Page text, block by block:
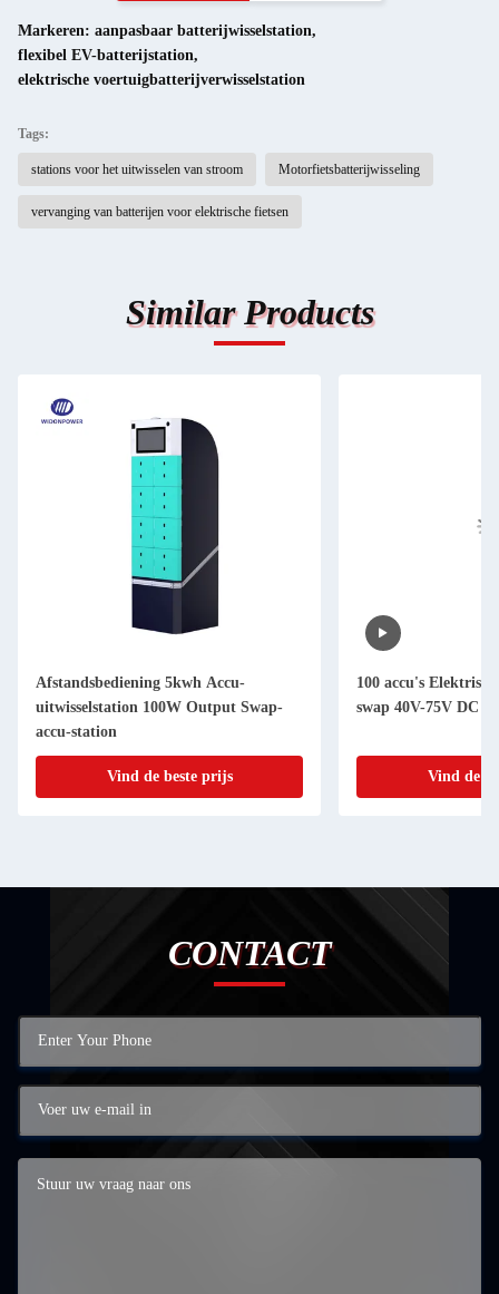
Markeren: aanpasbaar batterijwisselstation,
flexibel EV-batterijstation,
elektrische voertuigbatterijverwisselstation
Tags:
stations voor het uitwisselen van stroom Motorfietsbatterijwisseling
vervanging van batterijen voor elektrische fietsen
Similar Products
Afstandsbediening 5kwh Accu-
uitwisselstation 100W Output Swap-
accu-station
Vind de beste prijs
100 accu's
swap 40V-75V DC
Vind de
CONTACT